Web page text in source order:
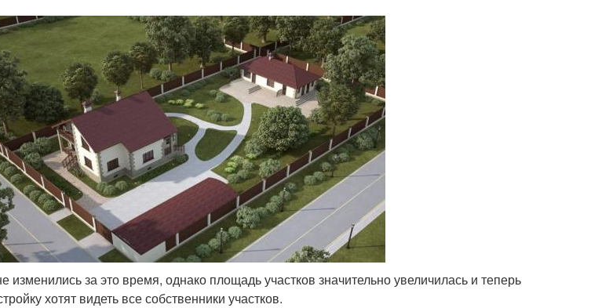
изменились за это время, однако площадь участков значительно увеличилась и теперь
хотят видеть все собственники участков.